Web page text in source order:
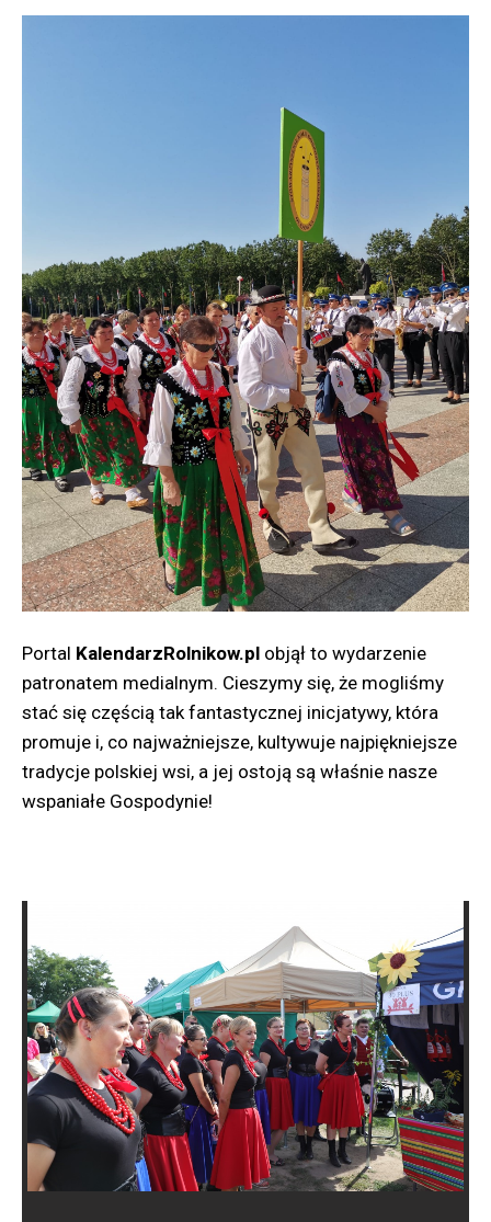
Portal KalendarzRolnikow.pl objął to wydarzenie
patronatem medialnym. Cieszymy się, że mogliśmy
stać się częścią tak fantastycznej inicjatywy, która
promuje i, co najważniejsze, kultywuje najpiękniejsze
tradycje polskiej wsi, a jej ostoją są właśnie nasze
wspaniałe Gospodynie!